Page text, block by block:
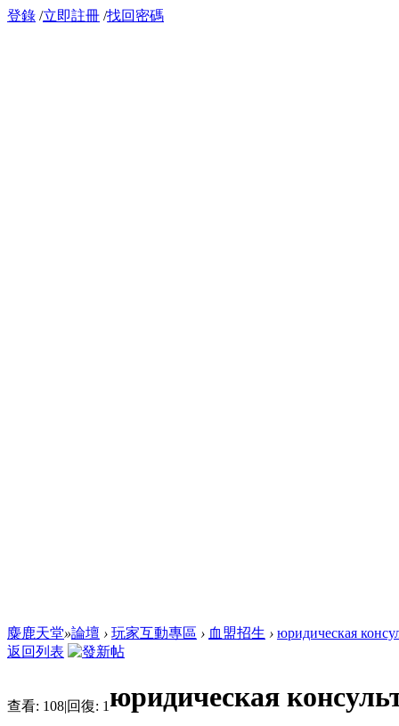
登錄 /立即註冊 /找回密碼
麋鹿天堂»論壇 › 玩家互動專區 › 血盟招生 › юридическая
返回列表
查看: 108|回復: 1юридическая